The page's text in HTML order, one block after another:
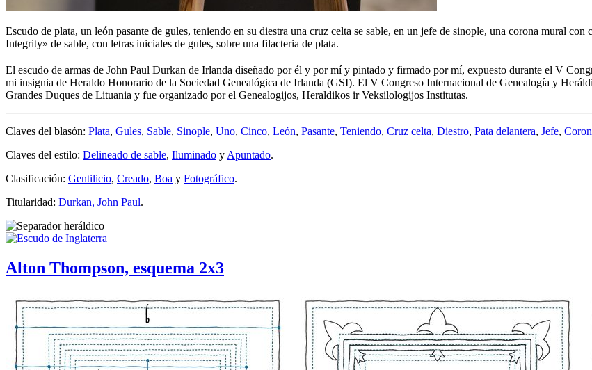
Escudo de plata, un león pasante de gules, teniendo en su diestra una cruz celta se sable, en un jefe de sinople, una corona mural
Integrity» de sable, con letras iniciales de gules, sobre una filacteria de plata.
El escudo de armas de John Paul Durkan de Irlanda diseñado por él y por mí y pintado y firmado por mí, expuesto durante el V
mi insignia de Heraldo Honorario de la Sociedad Genealógica de Irlanda (GSI). El V Congreso Internacional de Genealogía y
Grandes Duques de Lituania y fue organizado por el Genealogijos, Heraldikos ir Veksilologijos Institutas.
Claves del blasón: Plata, Gules, Sable, Sinople, Uno, Cinco, León, Pasante, Teniendo, Cruz celta, Diestro, Pata delantera, Jefe,
Claves del estilo: Delineado de sable, Iluminado y Apuntado.
Clasificación: Gentilicio, Creado, Boa y Fotográfico.
Titularidad: Durkan, John Paul.
Alton Thompson, esquema 2x3